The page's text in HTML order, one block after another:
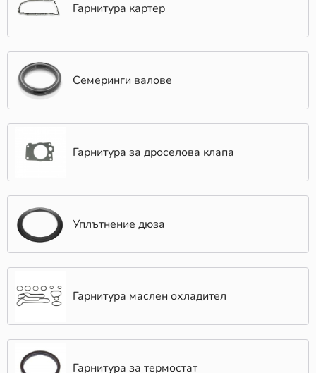
Гарнитура картер
Семеринги валове
Гарнитура за дроселова клапа
Уплътнение дюза
Гарнитура маслен охладител
Гарнитура за термостат